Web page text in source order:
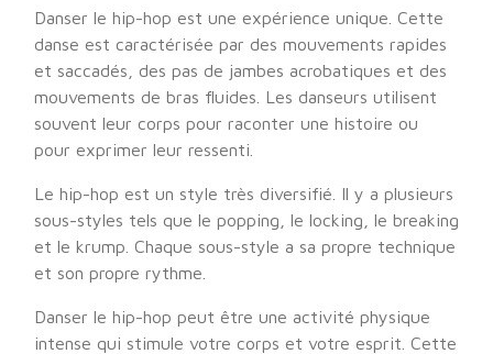
Danser le hip-hop est une expérience unique. Cette
danse est caractérisée par des mouvements rapides
et saccadés, des pas de jambes acrobatiques et des
mouvements de bras fluides. Les danseurs utilisent
souvent leur corps pour raconter une histoire ou
pour exprimer leur ressenti.
Le hip-hop est un style très diversifié. Il y a plusieurs
sous-styles tels que le popping, le locking, le breaking
et le krump. Chaque sous-style a sa propre technique
et son propre rythme.
Danser le hip-hop peut être une activité physique
intense qui stimule votre corps et votre esprit. Cette